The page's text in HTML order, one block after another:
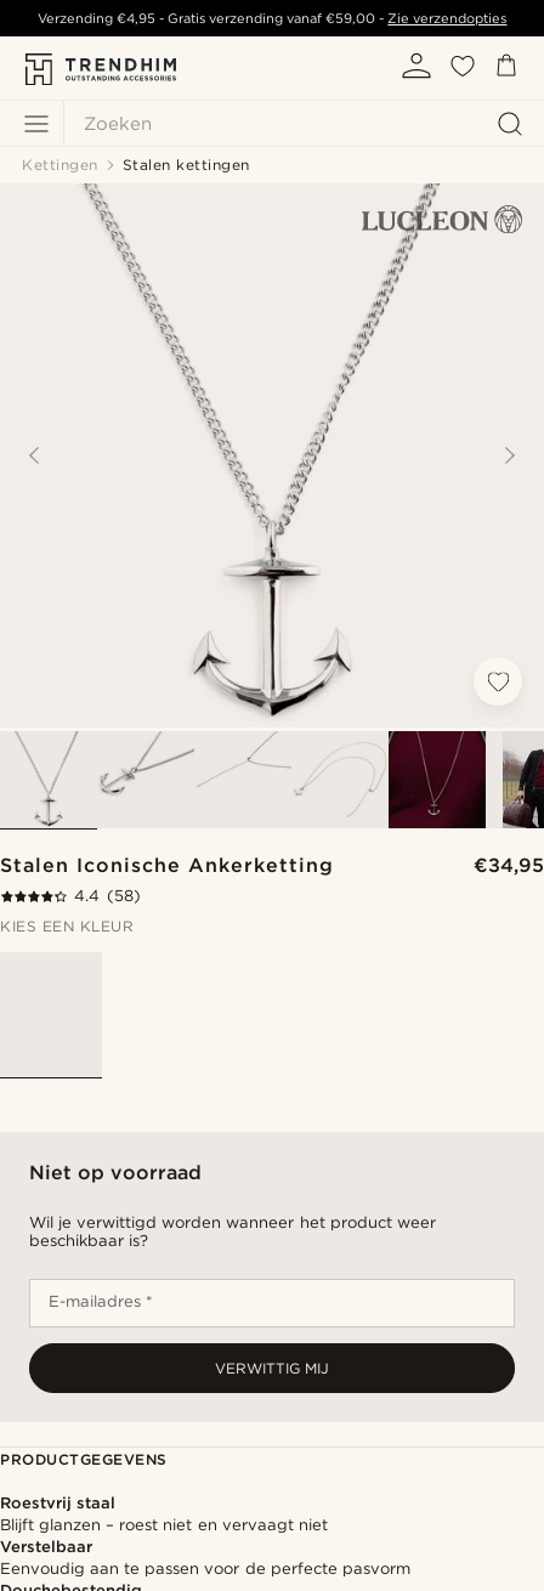
Zoeken
Verzending €4,95 - Gratis verzending vanaf€59,00 -Zie verzendopties
Kettingen Stalen kettingen
Stalen Iconische Ankerketting €34,95
4.4 (58)
KIES EEN KLEUR
Niet op voorraad
Wil je verwittigd worden wanneer het product weer
beschikbaar is?
E-mailadres *
VERWITTIG MIJ
PRODUCTGEGEVENS
Roestvrij staal
Blijft glanzen – roest niet en vervaagt niet
Verstelbaar
Eenvoudig aan te passen voor de perfecte pasvorm